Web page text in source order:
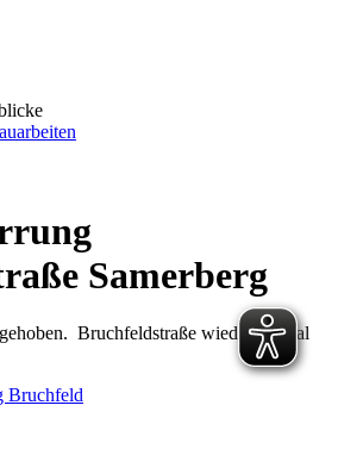
Samerberg
Bruchfeldstraße wieder normal